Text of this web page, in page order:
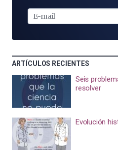
MAIL
ARTÍCULOS RECIENTES
Seis
resolver
Evolución